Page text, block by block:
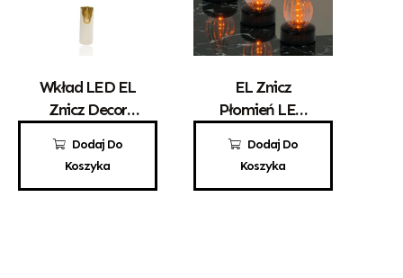
Dodaj Do
Koszyka
Wkład LED EL
Znicz Decor
7,00 zł
Dodaj Do
Koszyka
EL Znicz
Płomień LED
15,00 zł